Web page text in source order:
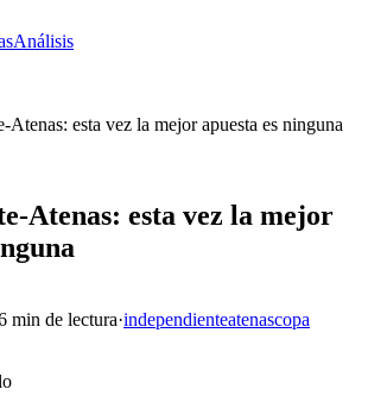
Análisis
Atenas: esta vez la mejor apuesta es ninguna
Atenas: esta vez la mejor
min de lectura·independienteatenascopa